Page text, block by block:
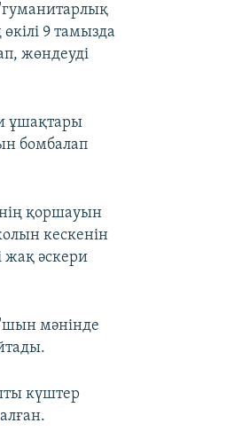
9 тамызда
жөндеуді
ұшақтары
бомбалап
қоршауын
кескенін
жақ әскери
мәнінде
күштер